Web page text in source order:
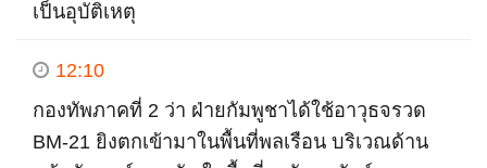
เป็นอุบัติเหตุ
12:10
กองทัพภาคที่ 2 ว่า ฝ่ายกัมพูชาได้ใช้อาวุธจรวด
BM-21 ยิงตกเข้ามาในพื้นที่พลเรือน บริเวณด้าน